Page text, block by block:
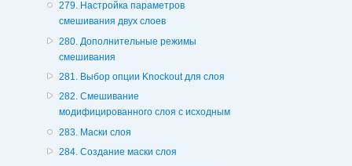
279. Настройка параметров
смешивания двух слоев
280. Дополнительные режимы
смешивания
281. Выбор опции Knockout для слоя
282. Смешивание
модифицированного слоя с исходным
283. Маски слоя
284. Создание маски слоя